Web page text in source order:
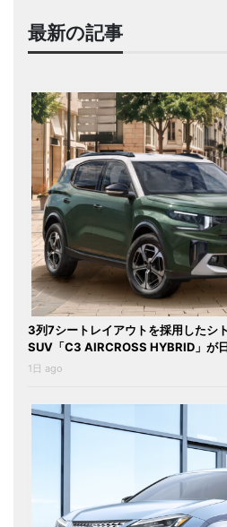
最新の記事
3列7シートレイアウトを採用したシ
SUV「C3 AIRCROSS HYBRID」が
1日 ago